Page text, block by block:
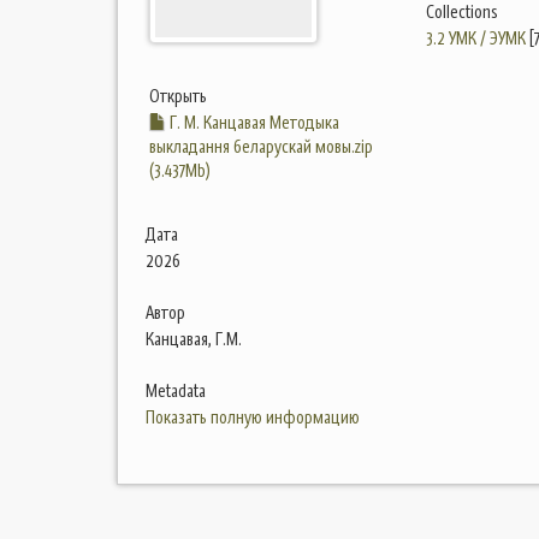
Открыть
Г. М. Канцавая Методыка
выкладання беларускай мовы.zip
(3.437Mb)
Дата
2026
Автор
Канцавая, Г.М.
Metadata
Показать полную информацию
Collections
3.2 УМК / ЭУМК